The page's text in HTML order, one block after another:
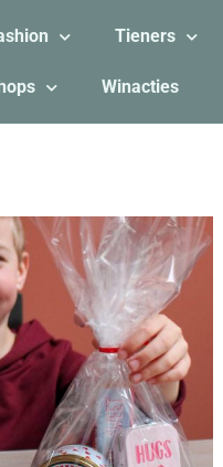
Tieners
Winacties